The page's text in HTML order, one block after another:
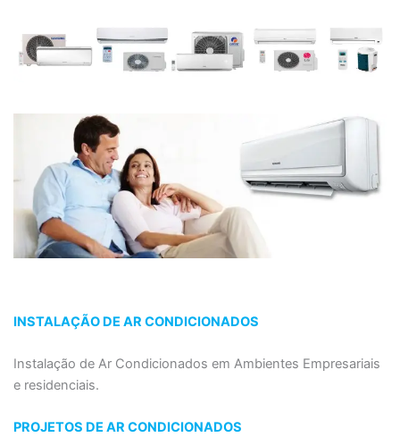
INSTALAÇÃO DE AR CONDICIONADOS
Instalação de Ar Condicionados em Ambientes Empresariais
e residenciais.
PROJETOS DE AR CONDICIONADOS